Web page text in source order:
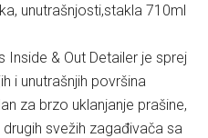
unutrašnjosti,stakla 710ml
Inside & Out Detailer je sprej
i unutrašnjih površina
za brzo uklanjanje prašine,
svežih zagađivača sa